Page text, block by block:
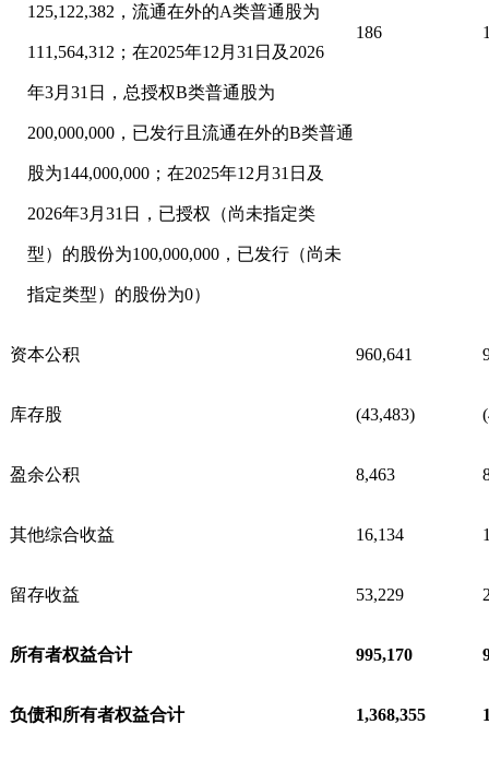
125,122,382，流通在外的A类普通股为
111,564,312；在2025年12月31日及2026
年3月31日，总授权B类普通股为
200,000,000，已发行且流通在外的B类普通
股为144,000,000；在2025年12月31日及
2026年3月31日，已授权（尚未指定类
型）的股份为100,000,000，已发行（尚未
指定类型）的股份为0）
186
资本公积 960,641
库存股 (43,483)
盈余公积 8,463
其他综合收益 16,134
留存收益 53,229
所有者权益合计 995,170
负债和所有者权益合计 1,368,355